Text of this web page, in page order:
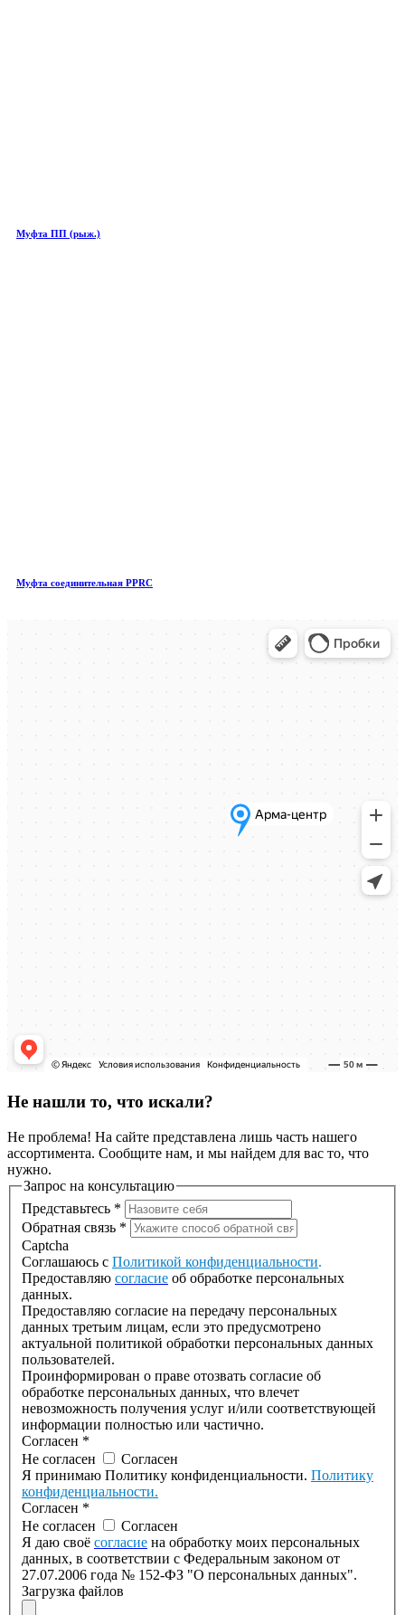
Муфта ПП (рыж.)
Муфта соединительная PPRC
Не нашли то, что искали?
Не проблема! На сайте представлена лишь часть нашего
ассортимента. Сообщите нам, и мы найдем для вас то, что
нужно.
Запрос на консультацию
Представьтесь *
Обратная связь *
Captcha
Соглашаюсь с Политикой конфиденциальности.
Предоставляю согласие об обработке персональных
данных.
Предоставляю согласие на передачу персональных
данных третьим лицам, если это предусмотрено
актуальной политикой обработки персональных данных
пользователей.
Проинформирован о праве отозвать согласие об
обработке персональных данных, что влечет
невозможность получения услуг и/или соответствующей
информации полностью или частично.
Согласен *
Не согласен
Согласен
Я принимаю Политику конфиденциальности. Политику
конфиденциальности.
Согласен *
Не согласен
Согласен
Я даю своё согласие на обработку моих персональных
данных, в соответствии с Федеральным законом от
27.07.2006 года № 152-ФЗ "О персональных данных".
Загрузка файлов